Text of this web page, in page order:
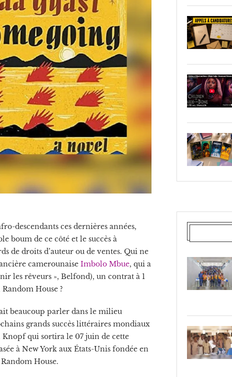
descendants ces dernières années,
boum de ce côté et le succès à
de droits d’auteur ou de ventes. Qui ne
camerounaise Imbolo Mbue, qui a
les rêveurs », Belfond), un contrat à 1
House ?
beaucoup parler dans le milieu
grands succès littéraires mondiaux
Knopf qui sortira le 07 juin de cette
à New York aux États-Unis fondée en
House.